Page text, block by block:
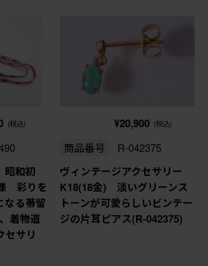
(税込)
和初
彩りを
なる帯留
着物道
セサリ
¥20,900 (税込)
商品番号 R-042375
ヴィンテージアクセサリー
K18(18金) 淡いグリーンス
トーンが可愛らしいビンテー
ジの片耳ピアス(R-042375)